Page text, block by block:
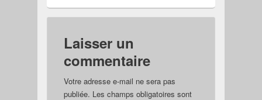
Laisser un
commentaire
Votre adresse e-mail ne sera pas
publiée. Les champs obligatoires sont